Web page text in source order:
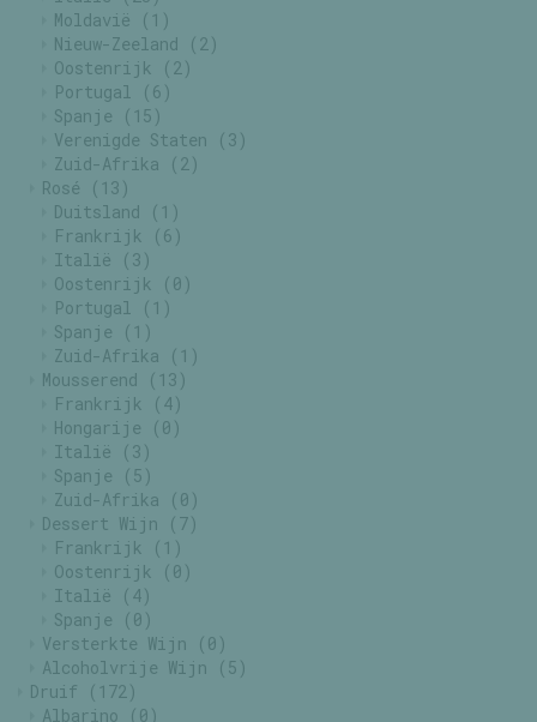
Moldavië
(1)
Nieuw-Zeeland
(2)
Oostenrijk
(2)
Portugal
(6)
Spanje
(15)
Verenigde Staten
(3)
Zuid-Afrika
(2)
Rosé
(13)
Duitsland
(1)
Frankrijk
(6)
Italië
(3)
Oostenrijk
(0)
Portugal
(1)
Spanje
(1)
Zuid-Afrika
(1)
Mousserend
(13)
Frankrijk
(4)
Hongarije
(0)
Italië
(3)
Spanje
(5)
Zuid-Afrika
(0)
Dessert Wijn
(7)
Frankrijk
(1)
Oostenrijk
(0)
Italië
(4)
Spanje
(0)
Versterkte Wijn
(0)
Alcoholvrije Wijn
(5)
Druif
(172)
Albarino
(0)